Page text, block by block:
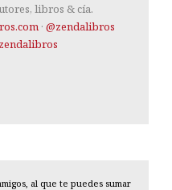
libros & cía.
· @zendalibros
al que te puedes sumar